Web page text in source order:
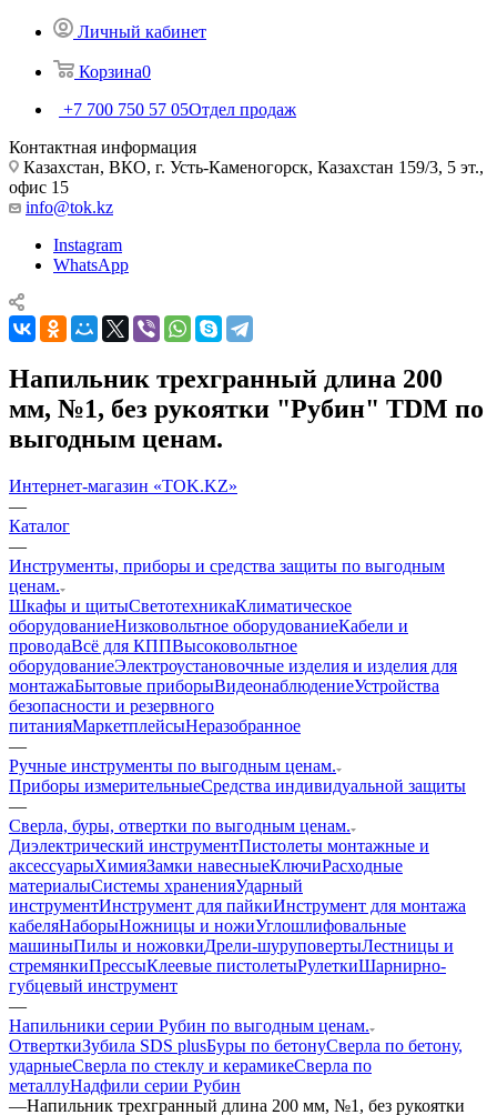
Личный кабинет
Корзина0
+7 700 750 57 05Отдел продаж
Контактная информация
Казахстан, ВКО, г. Усть-Каменогорск, Казахстан 159/3, 5 эт.,
офис 15
info@tok.kz
Instagram
WhatsApp
Напильник трехгранный длина 200
мм, №1, без рукоятки "Рубин" TDM по
выгодным ценам.
Интернет-магазин «TOK.KZ»
—
Каталог
—
Инструменты, приборы и средства защиты по выгодным
ценам.
Шкафы и щитыСветотехникаКлиматическое
оборудованиеНизковольтное оборудованиеКабели и
проводаВсё для КППВысоковольтное
оборудованиеЭлектроустановочные изделия и изделия для
монтажаБытовые приборыВидеонаблюдениеУстройства
безопасности и резервного
питанияМаркетплейсыНеразобранное
—
Ручные инструменты по выгодным ценам.
Приборы измерительныеСредства индивидуальной защиты
—
Сверла, буры, отвертки по выгодным ценам.
Диэлектрический инструментПистолеты монтажные и
аксессуарыХимияЗамки навесныеКлючиРасходные
материалыСистемы храненияУдарный
инструментИнструмент для пайкиИнструмент для монтажа
кабеляНаборыНожницы и ножиУглошлифовальные
машиныПилы и ножовкиДрели-шуруповертыЛестницы и
стремянкиПрессыКлеевые пистолетыРулеткиШарнирно-
губцевый инструмент
—
Напильники серии Рубин по выгодным ценам.
ОтверткиЗубила SDS plusБуры по бетонуСверла по бетону,
ударныеСверла по стеклу и керамикеСверла по
металлуНадфили серии Рубин
—Напильник трехгранный длина 200 мм, №1, без рукоятки